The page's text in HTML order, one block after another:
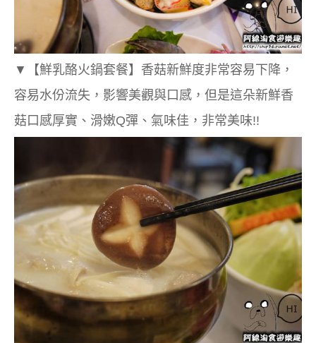
▼ 【鮮乳酪火鍋套餐】 香菇新鮮度非常容易下降，
容易水份流失，影響美觀與口感，但是這朵新鮮香
菇口感厚實、滑嫩Q彈、氣味佳，非常美味!!